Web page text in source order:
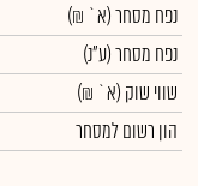
נפח מסחר(א` ₪)
נפח מסחר(ע"נ)
שווי שוק (א` ₪)
הון רשום למסחר